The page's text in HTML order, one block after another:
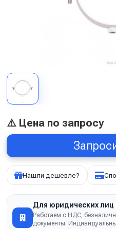
⚠️ Цена по запросу
Нашли дешевле?
Для юридических лиц
Работаем с НДС,
документы.